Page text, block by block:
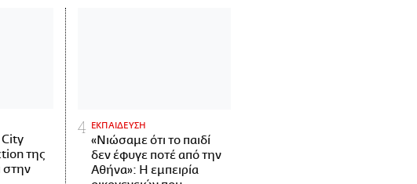
City
της
στην
ΕΚΠΑΙΔΕΥΣΗ
«Νιώσαμε ότι το παιδί
δεν έφυγε ποτέ από την
Αθήνα»: Η εμπειρία